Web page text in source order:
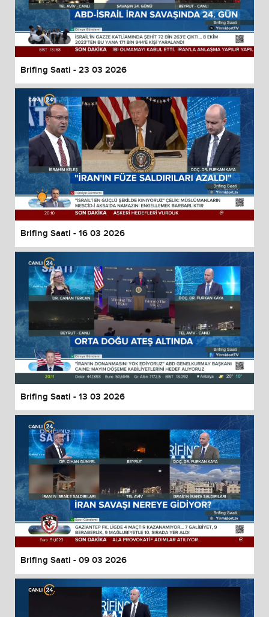
Brifing Saati - 23 03 2026
Brifing Saati - 16 03 2026
Brifing Saati - 13 03 2026
Brifing Saati - 09 03 2026